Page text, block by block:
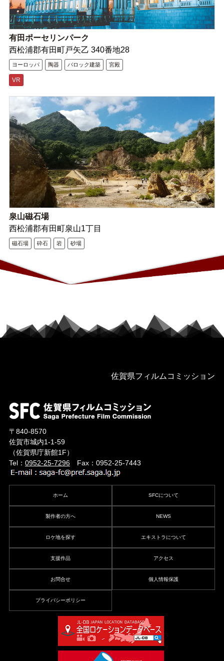
有田ポーセリンパーク
西松浦郡有田町戸矢乙 340番地28
ヨーロッパ 陶器 バロック建築 宮殿
VR
泉山磁石場
西松浦郡有田町泉山1丁目
磁石場 砕石 岩 砂場
佐賀県フィルムコミッション
〒840-8570
佐賀市城内1-1-59
（佐賀県庁新館1F）
Tel： 0952-25-7296Fax：0952-25-7443
ホーム SFCについて
製作者の方へ NEWS
ロケ地を探す エキストラについて
支援作品 アクセス
お問合せ 個人情報保護
プライバシーポリシー